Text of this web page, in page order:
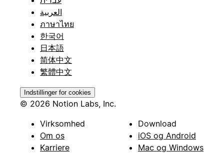
العربية
ภาษาไทย
한국어
日本語
简体中文
繁體中文
Indstillinger for cookies
© 2026 Notion Labs, Inc.
Virksomhed
Om os
Karriere
Download
iOS og Android
Mac og Windows